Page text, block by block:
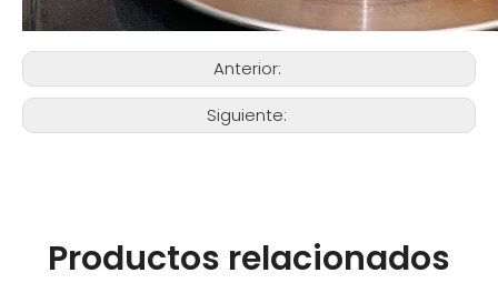
Anterior:
Siguiente:
Productos relacionados